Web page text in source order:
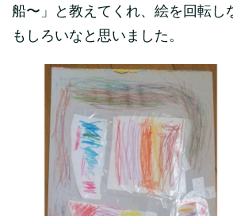
船〜」と教えてくれ、絵を回転し
もしろいなと思いました。